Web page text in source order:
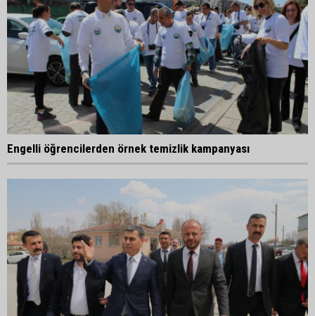
Engelli öğrencilerden örnek temizlik kampanyası